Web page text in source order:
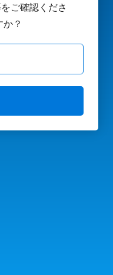
ご確認くださ
？